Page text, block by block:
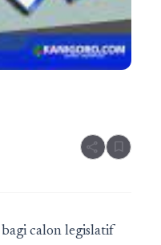
share bookmark
calon legislatif